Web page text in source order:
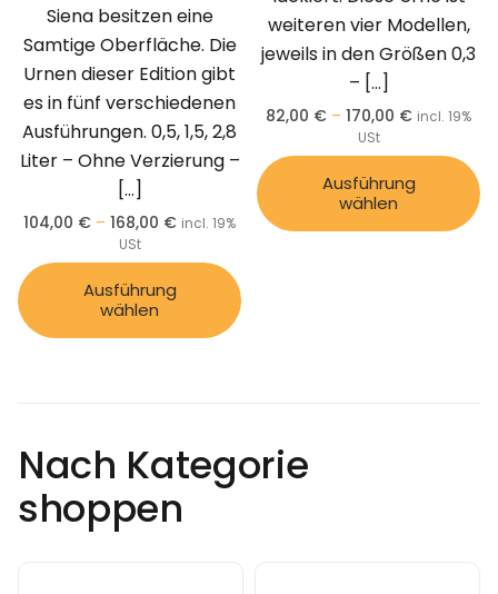
Siena besitzen eine
Samtige Oberfläche. Die
Urnen dieser Edition gibt
es in fünf verschiedenen
Ausführungen. 0,5, 1,5, 2,8
Liter – Ohne Verzierung –
[…]
104,00 € – 168,00 € incl. 19%
USt
Ausführung
wählen
weiteren vier Modellen,
jeweils in den Größen 0,3
– […]
82,00 € – 170,00 € incl. 19%
USt
Ausführung
wählen
Nach Kategorie
shoppen